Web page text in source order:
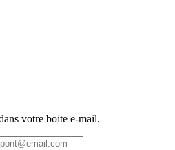
votre boite e-mail.